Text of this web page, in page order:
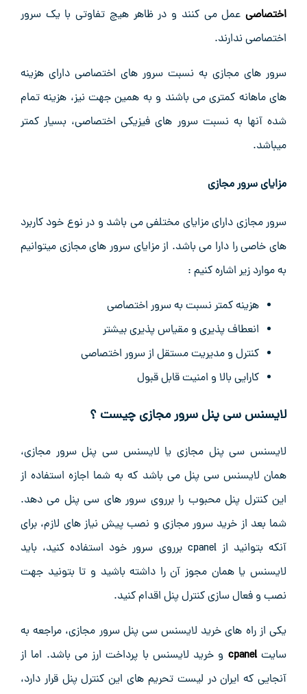
اختصاصی عمل می کنند و در ظاهر هیچ تفاوتی با یک سرور
اختصاصی ندارند.
سرور های مجازی به نسبت سرور های اختصاصی دارای هزینه
های ماهانه کمتری می باشند و به همین جهت نیز، هزینه تمام
شده آنها به نسبت سرور های فیزیکی اختصاصی، بسیار کمتر
میباشد.
مزایای سرور مجازی
سرور مجازی دارای مزایای مختلفی می باشد و در نوع خود کاربرد
های خاصی را دارا می باشد. از مزایای سرور های مجازی میتوانیم
به موارد زیر اشاره کنیم :
هزینه کمتر نسبت به سرور اختصاصی
انعطاف پذیری و مقیاس پذیری بیشتر
کنترل و مدیریت مستقل از سرور اختصاصی
کارایی بالا و امنیت قابل قبول
لایسنس سی پنل سرور مجازی چیست ؟
لایسنس سی پنل مجازی یا لایسنس سی پنل سرور مجازی،
همان لایسنس سی پنل می باشد که به شما اجازه استفاده از
این کنترل پنل محبوب را برروی سرور های سی پنل می دهد.
شما بعد از خرید سرور مجازی و نصب پیش نیاز های لازم، برای
آنکه بتوانید از cpanel برروی سرور خود استفاده کنید، باید
لایسنس یا همان مجوز آن را داشته باشید و تا بتونید جهت
نصب و فعال سازی کنترل پنل اقدام کنید.
یکی از راه های خرید لایسنس سی پنل سرور مجازی، مراجعه به
سایتcpanel و خرید لایسنس با پرداخت ارز می باشد. اما از
آنجایی که ایران در لیست تحریم های این کنترل پنل قرار دارد،